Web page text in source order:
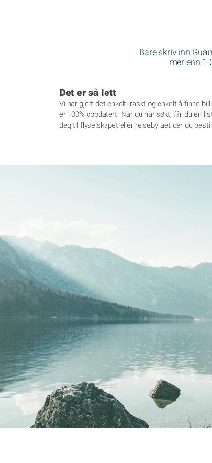
Bare skriv inn
mer enn 1
Det er så lett
Vi har gjort det enkelt, raskt og enkelt å finne
er 100% oppdatert. Når du har søkt, får du en
deg til flyselskapet eller reisebyrået der du